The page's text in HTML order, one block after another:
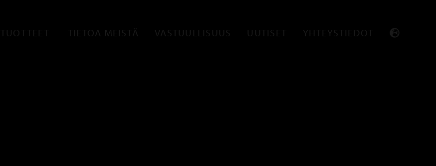
TUOTTEET TIETOA MEISTÄ VASTUULLISUUS UUTISET YHTEYSTIEDOT